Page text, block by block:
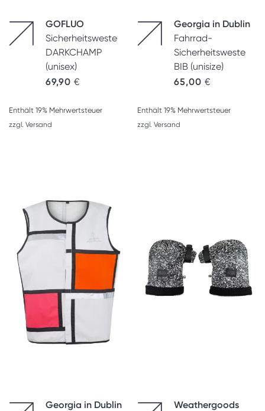
GOFLUO
Sicherheitsweste
DARKCHAMP
(unisex)
69,90 €
Enthält 19% Mehrwertsteuer
zzgl. Versand
Georgia in Dublin
Fahrrad-
Sicherheitsweste
BIB (unisize)
65,00 €
Enthält 19% Mehrwertsteuer
zzgl. Versand
Georgia in Dublin
Weathergoods